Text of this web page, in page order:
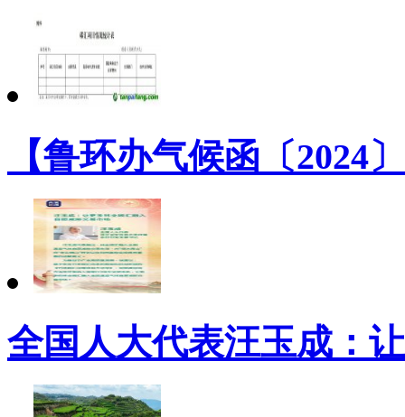
【鲁环办气候函〔2024
全国人大代表汪玉成：